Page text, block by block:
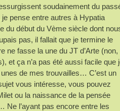
soudainement du
pense entre autres à Hypatia
du début du Vème siècle dont
pas, il fallait que je termine le
ne fasse la une du JT d’Arte (non,
et ça n’a pas été aussi facile que
de mes trouvailles… C’est un
vous intéresse, vous pouvez
ou la naissance de la pensée
Ne l’ayant pas encore entre les